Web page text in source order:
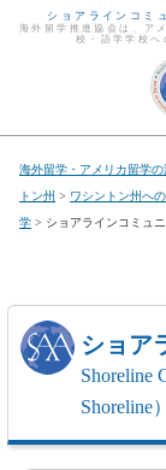
ショアラインコミ
海外留学推進協会は、ア
校・語学学校
海外留学・アメリカ留学
トン州 > ワシントン州へ
学 > ショアラインコミュニ
ショア
Shoreline
Shoreline）